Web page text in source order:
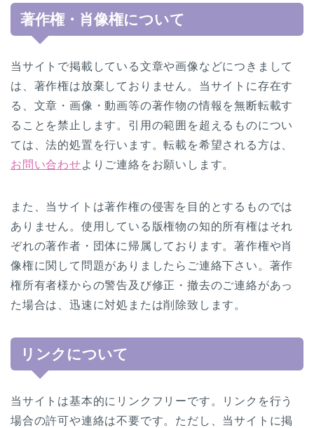
著作権・肖像権について
当サイトで掲載している文章や画像などにつきまして
は、著作権は放棄しておりません。当サイトに存在す
る、文章・画像・動画等の著作物の情報を無断転載す
ることを禁止します。引用の範囲を超えるものについ
ては、法的処置を行います。転載を希望される方は、
お問い合わせよりご連絡をお願いします。
また、当サイトは著作権の侵害を目的とするものでは
ありません。使用している版権物の知的所有権はそれ
ぞれの著作者・団体に帰属しております。著作権や肖
像権に関して問題がありましたらご連絡下さい。著作
権所有者様からの警告及び修正・撤去のご連絡があっ
た場合は、迅速に対処または削除致します。
リンクについて
当サイトは基本的にリンクフリーです。リンクを行う
場合の許可や連絡は不要です。ただし、当サイトに掲